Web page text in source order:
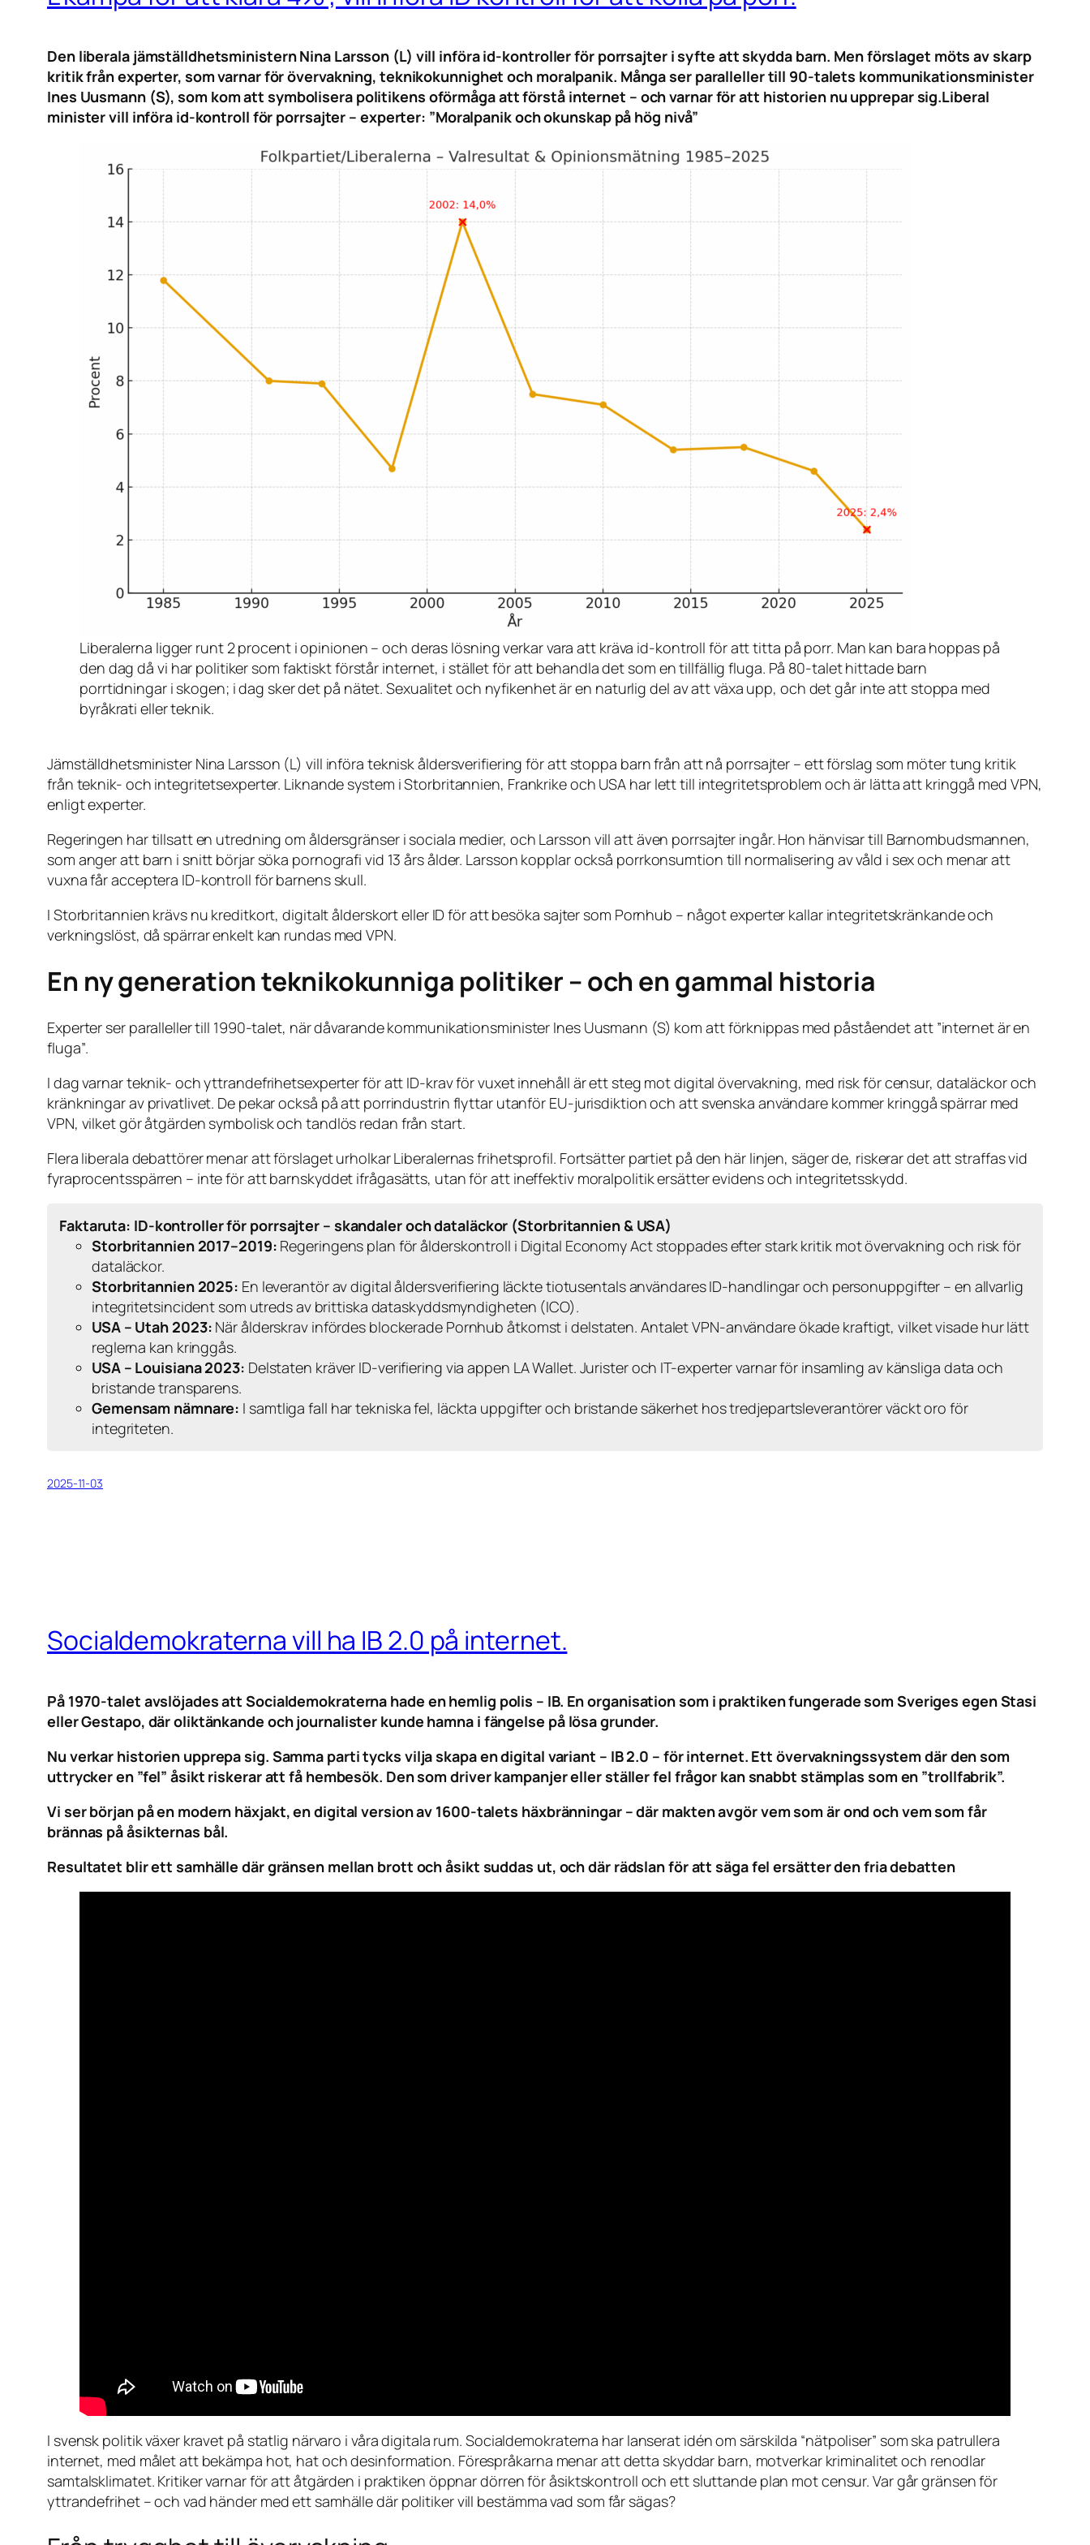
Den liberala jämställdhetsministern Nina Larsson (L) vill införa id-kontroller för porrsajter i syfte att skydda barn. Men förslaget möts av skarp
kritik från experter, som varnar för övervakning, teknikokunnighet och moralpanik. Många ser paralleller till 90-talets kommunikationsminister
Ines Uusmann (S), som kom att symbolisera politikens oförmåga att förstå internet – och varnar för att historien nu upprepar sig.Liberal
minister vill införa id-kontroll för porrsajter – experter: ”Moralpanik och okunskap på hög nivå”
Liberalerna ligger runt 2 procent i opinionen – och deras lösning verkar vara att kräva id-kontroll för att titta på porr. Man kan bara hoppas på
den dag då vi har politiker som faktiskt förstår internet, i stället för att behandla det som en tillfällig fluga. På 80-talet hittade barn
porrtidningar i skogen; i dag sker det på nätet. Sexualitet och nyfikenhet är en naturlig del av att växa upp, och det går inte att stoppa med
byråkrati eller teknik.
Jämställdhetsminister Nina Larsson (L) vill införa teknisk åldersverifiering för att stoppa barn från att nå porrsajter – ett förslag som möter tung kritik
från teknik- och integritetsexperter. Liknande system i Storbritannien, Frankrike och USA har lett till integritetsproblem och är lätta att kringgå med VPN,
enligt experter.
Regeringen har tillsatt en utredning om åldersgränser i sociala medier, och Larsson vill att även porrsajter ingår. Hon hänvisar till Barnombudsmannen,
som anger att barn i snitt börjar söka pornografi vid 13 års ålder. Larsson kopplar också porrkonsumtion till normalisering av våld i sex och menar att
vuxna får acceptera ID-kontroll för barnens skull.
I Storbritannien krävs nu kreditkort, digitalt ålderskort eller ID för att besöka sajter som Pornhub – något experter kallar integritetskränkande och
verkningslöst, då spärrar enkelt kan rundas med VPN.
En ny generation teknikokunniga politiker – och en gammal historia
Experter ser paralleller till 1990-talet, när dåvarande kommunikationsminister Ines Uusmann (S) kom att förknippas med påståendet att ”internet är en
fluga”.
I dag varnar teknik- och yttrandefrihetsexperter för att ID-krav för vuxet innehåll är ett steg mot digital övervakning, med risk för censur, dataläckor och
kränkningar av privatlivet. De pekar också på att porrindustrin flyttar utanför EU-jurisdiktion och att svenska användare kommer kringgå spärrar med
VPN, vilket gör åtgärden symbolisk och tandlös redan från start.
Flera liberala debattörer menar att förslaget urholkar Liberalernas frihetsprofil. Fortsätter partiet på den här linjen, säger de, riskerar det att straffas vid
fyraprocentsspärren – inte för att barnskyddet ifrågasätts, utan för att ineffektiv moralpolitik ersätter evidens och integritetsskydd.
Faktaruta: ID-kontroller för porrsajter – skandaler och dataläckor (Storbritannien & USA)
Storbritannien 2017–2019: Regeringens plan för ålderskontroll i Digital Economy Act stoppades efter stark kritik mot övervakning och risk för
dataläckor.
Storbritannien 2025: En leverantör av digital åldersverifiering läckte tiotusentals användares ID-handlingar och personuppgifter – en allvarlig
integritetsincident som utreds av brittiska dataskyddsmyndigheten (ICO).
USA – Utah 2023: När ålderskrav infördes blockerade Pornhub åtkomst i delstaten. Antalet VPN-användare ökade kraftigt, vilket visade hur lätt
reglerna kan kringgås.
USA – Louisiana 2023: Delstaten kräver ID-verifiering via appen LA Wallet. Jurister och IT-experter varnar för insamling av känsliga data och
bristande transparens.
Gemensam nämnare: I samtliga fall har tekniska fel, läckta uppgifter och bristande säkerhet hos tredjepartsleverantörer väckt oro för
integriteten.
2025-11-03
Socialdemokraterna vill ha IB 2.0 på internet.
På 1970-talet avslöjades att Socialdemokraterna hade en hemlig polis – IB. En organisation som i praktiken fungerade som Sveriges egen Stasi
eller Gestapo, där oliktänkande och journalister kunde hamna i fängelse på lösa grunder.
Nu verkar historien upprepa sig. Samma parti tycks vilja skapa en digital variant – IB 2.0 – för internet. Ett övervakningssystem där den som
uttrycker en ”fel” åsikt riskerar att få hembesök. Den som driver kampanjer eller ställer fel frågor kan snabbt stämplas som en ”trollfabrik”.
Vi ser början på en modern häxjakt, en digital version av 1600-talets häxbränningar – där makten avgör vem som är ond och vem som får
brännas på åsikternas bål.
Resultatet blir ett samhälle där gränsen mellan brott och åsikt suddas ut, och där rädslan för att säga fel ersätter den fria debatten
I svensk politik växer kravet på statlig närvaro i våra digitala rum. Socialdemokraterna har lanserat idén om särskilda “nätpoliser” som ska patrullera
internet, med målet att bekämpa hot, hat och desinformation. Förespråkarna menar att detta skyddar barn, motverkar kriminalitet och renodlar
samtalsklimatet. Kritiker varnar för att åtgärden i praktiken öppnar dörren för åsiktskontroll och ett sluttande plan mot censur. Var går gränsen för
yttrandefrihet – och vad händer med ett samhälle där politiker vill bestämma vad som får sägas?